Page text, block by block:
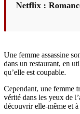
Netflix :
Une femme assassine
dans un restaurant, en
qu’elle est coupable.
Cependant, une femme
vérité dans les yeux de
découvrir elle-même et